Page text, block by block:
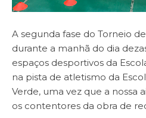
A segunda fase do Torneio
durante a manhã do dia
espaços desportivos da
na pista de atletismo da
Verde, uma vez que a nossa
os contentores da obra de